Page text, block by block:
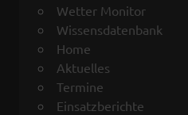
Wetter Monitor
Wissensdatenbank
Home
Aktuelles
Termine
Einsatzberichte